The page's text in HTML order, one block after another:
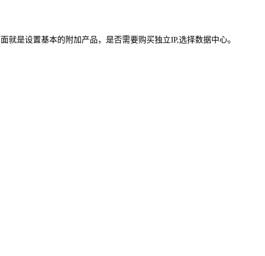
是设置基本的附加产品，是否需要购买独立IP,选择数据中心。